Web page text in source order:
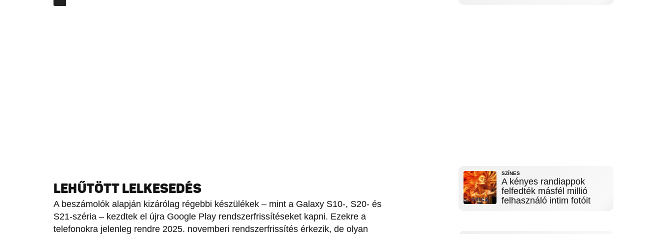
LEHŰTÖTT LELKESEDÉS
A beszámolók alapján kizárólag régebbi készülékek – mint a Galaxy S10-, S20- és
S21-széria – kezdtek el újra Google Play rendszerfrissítéseket kapni. Ezekre a
telefonokra jelenleg rendre 2025. novemberi rendszerfrissítés érkezik, de olyan
SZÍNES
A kényes randiappok
felfedték másfél millió
felhasználó intim fotóit